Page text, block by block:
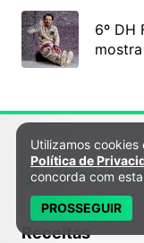
6º DH
Receitas
Política de
Utilizamos cookies
Política de
concorda com
PROSSEGUIR